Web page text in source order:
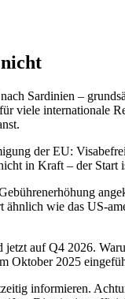
Sardinien –
viele internationale
der EU:
in Kraft – der
wie das US-
auf Q4 2026.
Oktober 2025
informieren.